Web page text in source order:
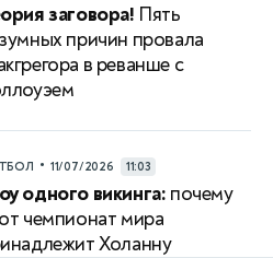
заговора! Пять
причин провала
в реванше с
• 11/07/2026 11:03
одного викинга: почему
чемпионат мира
Холанну